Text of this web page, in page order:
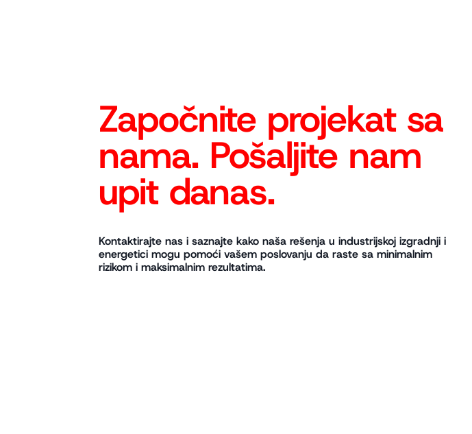
Započnite projekat sa
nama. Pošaljite nam
upit danas.
Kontaktirajte nas i saznajte kako naša rešenja u industrijskoj izgradnji i
energetici mogu pomoći vašem poslovanju da raste sa minimalnim
rizikom i maksimalnim rezultatima.